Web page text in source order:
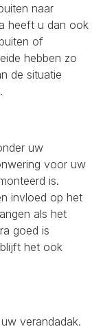
naar
heeft u dan ook
of
hebben zo
de situatie
uw
voor uw
is.
invloed op het
als het
goed is
het ook
verandadak.